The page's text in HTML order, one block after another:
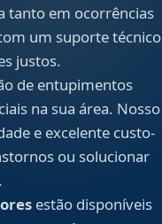
tanto em ocorrências
um suporte técnico
justos.
de entupimentos
na sua área. Nosso
e excelente custo-
ou solucionar
estão disponíveis